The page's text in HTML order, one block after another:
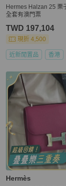
Hermes Halzan 25 栗
全套有澳門票
TWD 197,104
現折 4,500
近新閒置品 香港
Hermès